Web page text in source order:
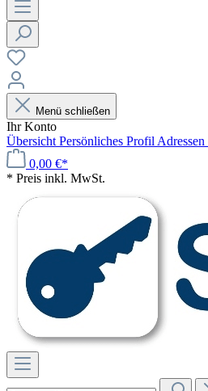
Menü schließen
Ihr Konto
Übersicht Persönliches Profil Adressen
0,00 €*
* Preis inkl. MwSt.